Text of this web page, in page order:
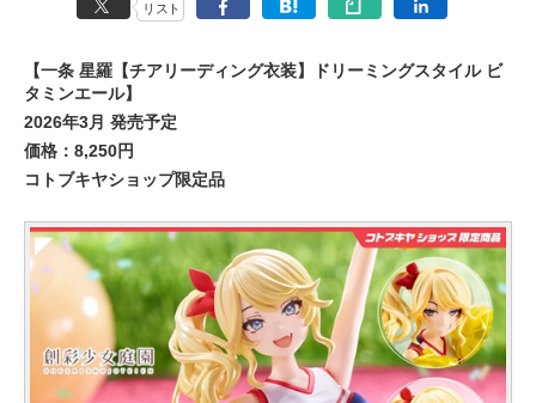
リスト
【一条 星羅【チアリーディング衣装】ドリーミングスタイル ビ
タミンエール】
2026年3月 発売予定
価格：8,250円
コトブキヤショップ限定品